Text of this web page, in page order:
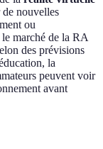
nouvelles
ou
marché de la RA
des prévisions
la
peuvent voir
avant